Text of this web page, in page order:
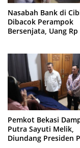
Nasabah Bank di
Dibacok Perampok
Bersenjata, Uang Rp
Pemkot Bekasi
Putra Sayuti Melik,
Diundang Presiden